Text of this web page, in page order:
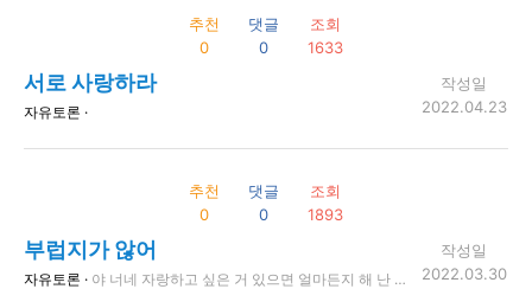
추천
0
댓글
0
조회
1633
서로 사랑하라
자유토론 ·
작성일
2022.04.23
추천
0
댓글
0
조회
1893
부럽지가 않어
자유토론 · 야 너네 자랑하고 싶은 거 있으면 얼마든지 해 난 괜찮어 왜냐면 나는 부럽지가 않어 한 개도 부럽지가 않어
작성일
2022.03.30